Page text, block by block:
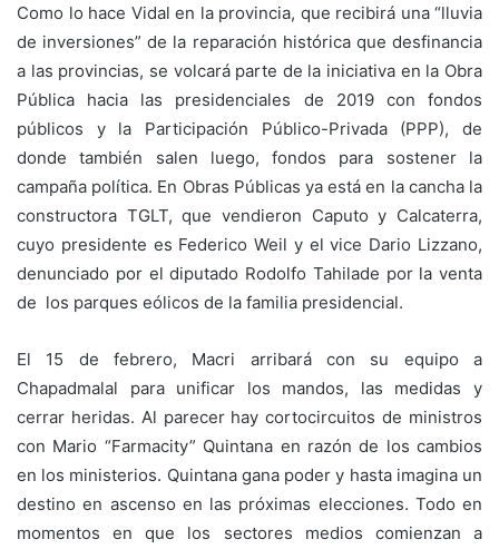
Como lo hace Vidal en la provincia, que recibirá una “lluvia
de inversiones” de la reparación histórica que desfinancia
a las provincias, se volcará parte de la iniciativa en la Obra
Pública hacia las presidenciales de 2019 con fondos
públicos y la Participación Público-Privada (PPP), de
donde también salen luego, fondos para sostener la
campaña política. En Obras Públicas ya está en la cancha la
constructora TGLT, que vendieron Caputo y Calcaterra,
cuyo presidente es Federico Weil y el vice Dario Lizzano,
denunciado por el diputado Rodolfo Tahilade por la venta
de los parques eólicos de la familia presidencial.
El 15 de febrero, Macri arribará con su equipo a
Chapadmalal para unificar los mandos, las medidas y
cerrar heridas. Al parecer hay cortocircuitos de ministros
con Mario “Farmacity” Quintana en razón de los cambios
en los ministerios. Quintana gana poder y hasta imagina un
destino en ascenso en las próximas elecciones. Todo en
momentos en que los sectores medios comienzan a